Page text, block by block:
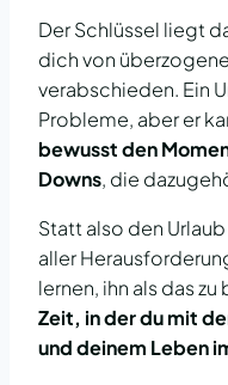
Der Schlüssel liegt
dich von
verabschieden. Ein
Probleme, aber er
bewusst den
Downs, die
Statt also den
aller
lernen, ihn als das
Zeit, in der du mit
und deinem Leben